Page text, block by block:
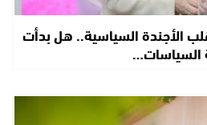
الأجندة السياسية.. هل بدأت
السياسات…